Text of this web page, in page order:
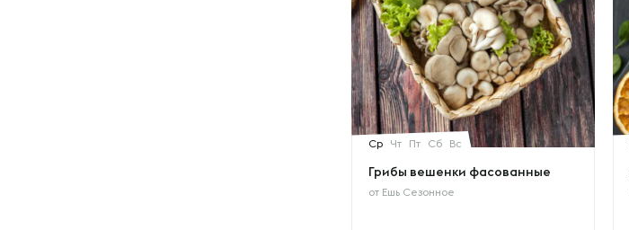
Ср Чт Пт Сб Вс
Грибы вешенки фасованные
от Ешь Сезонное